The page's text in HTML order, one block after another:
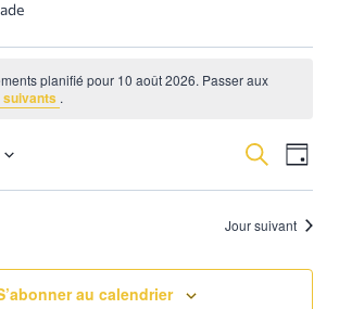
planifié pour 10 août 2026. Passer aux
.
Recherche
de
Jour
Jour suivant
au calendrier